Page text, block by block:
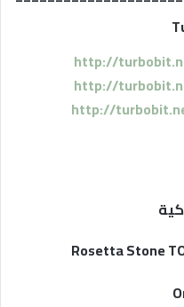
http://
http://
http://
Rosetta Stone